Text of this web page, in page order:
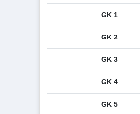
GK 1
GK 2
GK 3
GK 4
GK 5